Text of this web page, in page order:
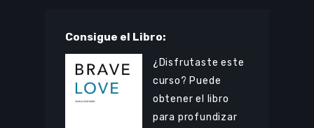
Consigue el Libro:
¿Disfrutaste este
curso? Puede
obtener el libro
para profundizar